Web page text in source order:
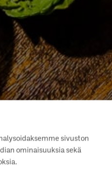
sivuston
ominaisuuksia sekä